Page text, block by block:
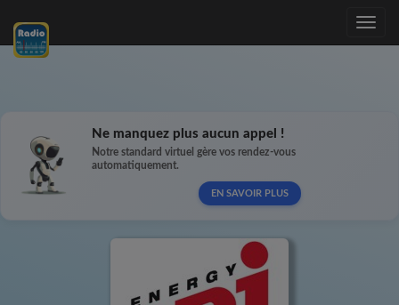
Toggle
Ne manquez plus aucun appel !
Notre standard virtuel gère vos rendez-vous
automatiquement.
EN SAVOIR PLUS